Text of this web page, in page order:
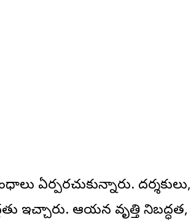
ఏర్పరచుకున్నారు. దర్శకులు,
ఇచ్చారు. ఆయన వృత్తి నిబద్ధత,